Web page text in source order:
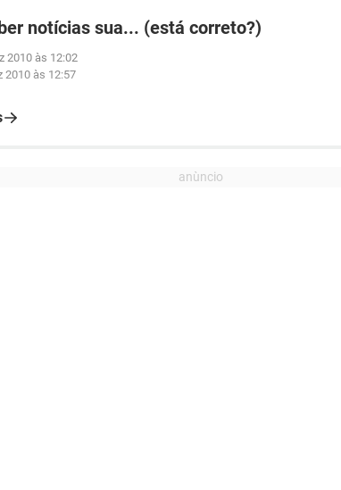
notícias sua... (está correto?)
2010 às 12:02
2010 às 12:57